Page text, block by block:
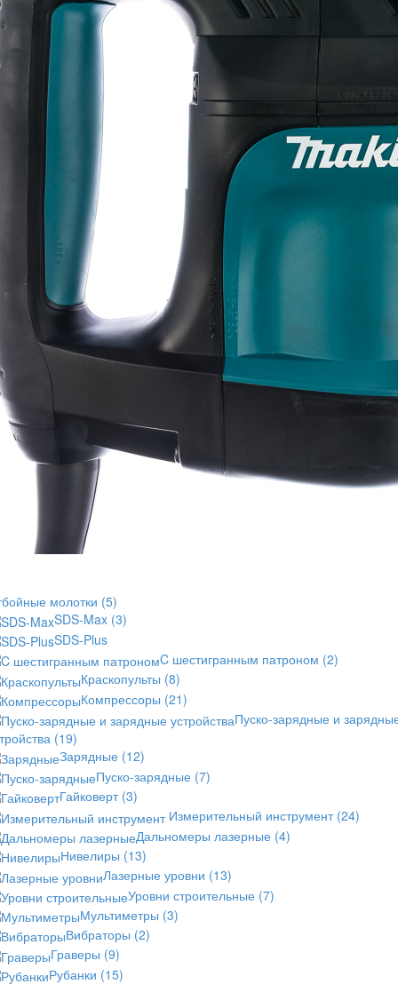
молотки (5)
SDS-Max (3)
SDS-Plus
C шестигранным патроном (2)
Краскопульты (8)
Компрессоры (21)
Пуско-зарядные и
(19)
Зарядные (12)
Пуско-зарядные (7)
Гайковерт (3)
Измерительный инструмент (24)
Дальномеры лазерные (4)
Нивелиры (13)
Лазерные уровни (13)
Уровни строительные (7)
Мультиметры (3)
Вибраторы (2)
Граверы (9)
Рубанки (15)